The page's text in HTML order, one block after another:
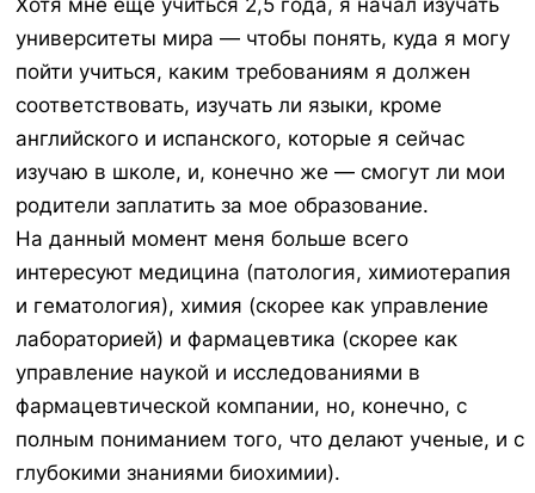
Хотя мне еще учиться 2,5 года, я начал изучать
университеты мира — чтобы понять, куда я могу
пойти учиться, каким требованиям я должен
соответствовать, изучать ли языки, кроме
английского и испанского, которые я сейчас
изучаю в школе, и, конечно же — смогут ли мои
родители заплатить за мое образование.
На данный момент меня больше всего
интересуют медицина (патология, химиотерапия
и гематология), химия (скорее как управление
лабораторией) и фармацевтика (скорее как
управление наукой и исследованиями в
фармацевтической компании, но, конечно, с
полным пониманием того, что делают ученые, и с
глубокими знаниями биохимии).